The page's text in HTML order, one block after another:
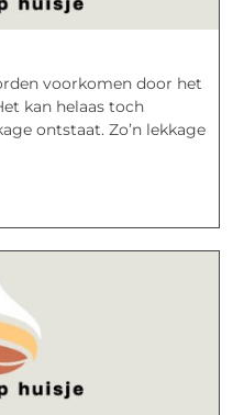
voorkomen door het
kan helaas toch
ontstaat. Zo’n lekkage